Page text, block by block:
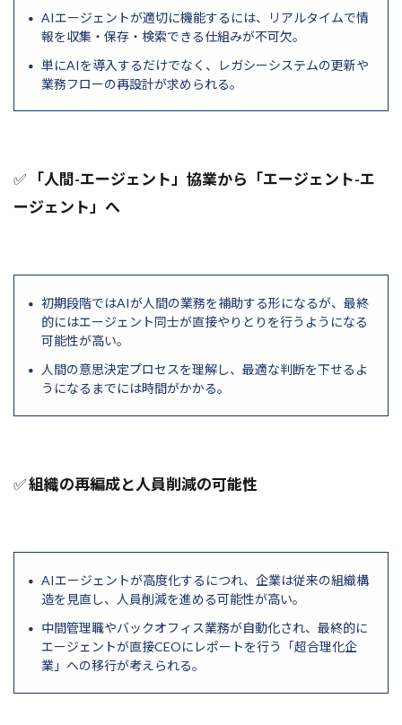
REST
requests repair
Reliability
Reducer
Redshift
React
re.groupとre.compileとre.VERBOSE
re
RAID
RAG
RabbitMQ
Project as Code
nose
Node.js NLP
NFTカレンダー
Open-endedタスク
networkx
neo4j NAT
MySQL
OpenAgents
PPC pandas
PDCAサイクル
PC操作
Parallel Execution
Paper2Code
PaaS OpenAI
OSS
OSI OptiGuide
OpsWorks
Operational Excellence
OpenSourceAI
AIエージェントが適切に機能するには、リアルタイムで情
報を収集・保存・検索できる仕組みが不可欠。
単にAIを導入するだけでなく、レガシーシステムの更新や
業務フローの再設計が求められる。
✅
「人間-エージェント」協業から「エージェント-エ
ージェント」へ
初期段階ではAIが人間の業務を補助する形になるが、最終
的にはエージェント同士が直接やりとりを行うようになる
可能性が高い。
人間の意思決定プロセスを理解し、最適な判断を下せるよ
うになるまでには時間がかかる。
✅組織の再編成と人員削減の可能性
AIエージェントが高度化するにつれ、企業は従来の組織構
造を見直し、人員削減を進める可能性が高い。
中間管理職やバックオフィス業務が自動化され、最終的に
エージェントが直接CEOにレポートを行う「超合理化企
業」への移行が考えられる。